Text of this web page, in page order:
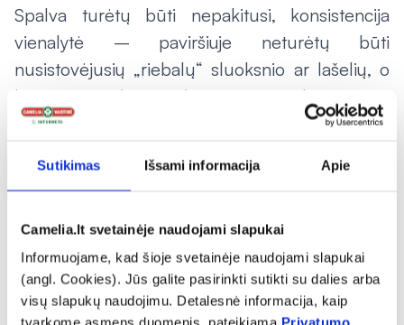
Sutikimas Išsami informacija Apie
Camelia.lt svetainėje naudojami slapukai
Informuojame, kad šioje svetainėje naudojami slapukai
(angl. Cookies). Jūs galite pasirinkti sutikti su dalies arba
visų slapukų naudojimu. Detalesnė informacija, kaip
Spalva turėtų būti nepakitusi, konsistencija
vienalytė – paviršiuje neturėtų būti
nusistovėjusių „riebalų“ sluoksnio ar lašelių, o
kvapas – malonus arba jo neturėtų būti visai.